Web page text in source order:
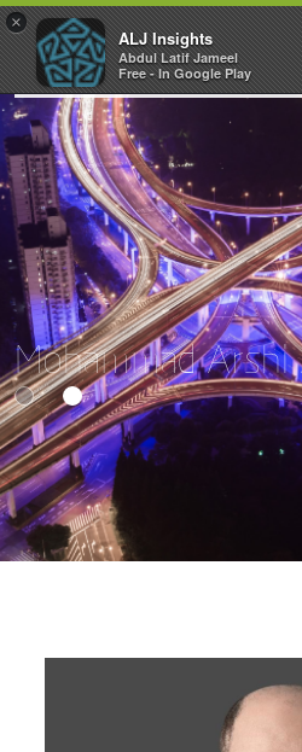
×
ALJ Insights
Abdul Latif Jameel
Free - In Google Play
Toggle
navigation
Mohammad Arshi